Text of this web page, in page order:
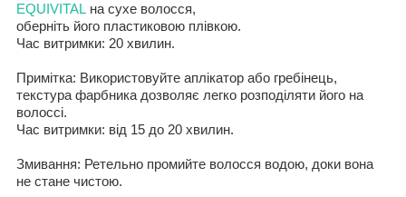
EQUIVITAL на сухе волосся,
оберніть його пластиковою плівкою.
Час витримки: 20 хвилин.
Примітка: Використовуйте аплікатор або гребінець,
текстура фарбника дозволяє легко розподіляти його на
волоссі.
Час витримки: від 15 до 20 хвилин.
Змивання: Ретельно промийте волосся водою, доки вона
не стане чистою.